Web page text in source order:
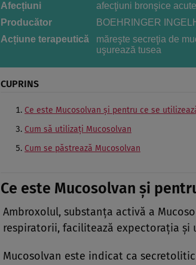
Afecțiuni
afecţiuni bronşice
Producător
BOEHRINGER
Acțiune terapeutică
măreşte secreţia de
uşurează tusea
CUPRINS
Ce este Mucosolvan şi pentru ce se
Cum să utilizaţi Mucosolvan
Cum se păstrează Mucosolvan
Ce este Mucosolvan şi
Ambroxolul, substanţa activă a
respiratorii, facilitează expectoraţia şi
Mucosolvan este indicat ca